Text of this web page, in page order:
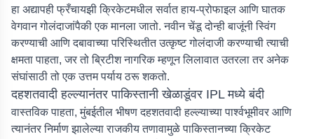
हा अद्यापही फ्रँचायझी क्रिकेटमधील सर्वात हाय-प्रोफाइल आणि घातक
वेगवान गोलंदाजांपैकी एक मानला जातो. नवीन चेंडू दोन्ही बाजूंनी स्विंग
करण्याची आणि दबावाच्या परिस्थितीत उत्कृष्ट गोलंदाजी करण्याची त्याची
क्षमता पाहता, जर तो ब्रिटीश नागरिक म्हणून लिलावात उतरला तर अनेक
संघांसाठी तो एक उत्तम पर्याय ठरू शकतो.
दहशतवादी हल्ल्यानंतर पाकिस्तानी खेळाडूंवर IPL मध्ये बंदी
वास्तविक पाहता, मुंबईतील भीषण दहशतवादी हल्ल्याच्या पार्श्वभूमीवर आणि
त्यानंतर निर्माण झालेल्या राजकीय तणावामुळे पाकिस्तानच्या क्रिकेट